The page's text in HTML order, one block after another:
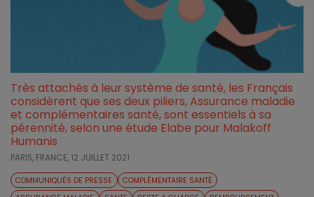
Très attachés à leur système de santé, les Français
considèrent que ses deux piliers, Assurance maladie
et complémentaires santé, sont essentiels à sa
pérennité, selon une étude Elabe pour Malakoff
Humanis
PARIS, FRANCE, 12 JUILLET 2021
COMMUNIQUÉS DE PRESSE
COMPLÉMENTAIRE SANTÉ